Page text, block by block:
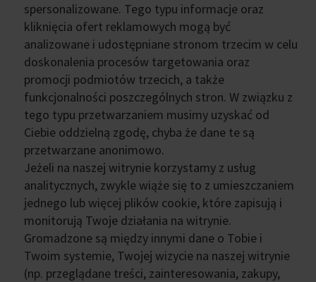
spersonalizowane. Tego typu informacje oraz
kliknięcia ofert reklamowych mogą być
analizowane i udostępniane stronom trzecim w celu
doskonalenia procesów targetowania oraz
promocji podmiotów trzecich, a także
funkcjonalności poszczególnych stron. W związku z
tego typu przetwarzaniem musimy uzyskać od
Ciebie oddzielną zgodę, chyba że dane te są
przetwarzane anonimowo.
Jeżeli na naszej witrynie korzystamy z usług
analitycznych, zwykle wiąże się to z umieszczaniem
jednego lub więcej plików cookie, które zapisują i
monitorują Twoje działania na witrynie.
Gromadzone są między innymi dane o Tobie i
Twoim systemie, Twojej wizycie na naszej witrynie
(np. przeglądane treści, zainteresowania, zakupy,